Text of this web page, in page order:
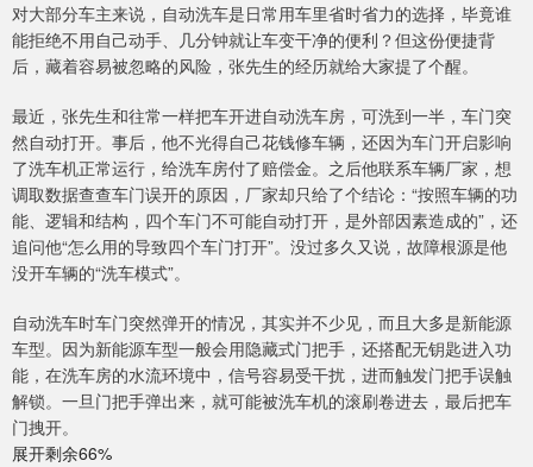
对大部分车主来说，自动洗车是日常用车里省时省力的选择，毕竟谁
能拒绝不用自己动手、几分钟就让车变干净的便利？但这份便捷背
后，藏着容易被忽略的风险，张先生的经历就给大家提了个醒。
最近，张先生和往常一样把车开进自动洗车房，可洗到一半，车门突
然自动打开。事后，他不光得自己花钱修车辆，还因为车门开启影响
了洗车机正常运行，给洗车房付了赔偿金。之后他联系车辆厂家，想
调取数据查查车门误开的原因，厂家却只给了个结论：“按照车辆的功
能、逻辑和结构，四个车门不可能自动打开，是外部因素造成的”，还
追问他“怎么用的导致四个车门打开”。没过多久又说，故障根源是他
没开车辆的“洗车模式”。
自动洗车时车门突然弹开的情况，其实并不少见，而且大多是新能源
车型。因为新能源车型一般会用隐藏式门把手，还搭配无钥匙进入功
能，在洗车房的水流环境中，信号容易受干扰，进而触发门把手误触
解锁。一旦门把手弹出来，就可能被洗车机的滚刷卷进去，最后把车
门拽开。
展开剩余66%